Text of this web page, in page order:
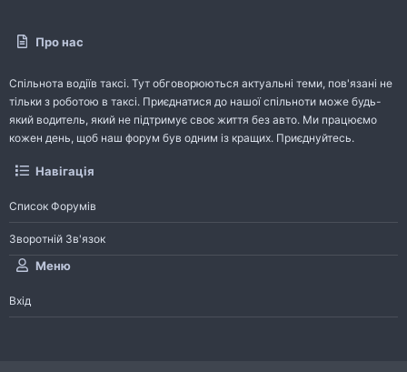
Про нас
Спільнота водіїв таксі. Тут обговорюються актуальні теми, пов'язані не
тільки з роботою в таксі. Приєднатися до нашої спільноти може будь-
який водитель, який не підтримує своє життя без авто. Ми працюємо
кожен день, щоб наш форум був одним із кращих. Приєднуйтесь.
Навігація
Список Форумів
Зворотній Зв'язок
Меню
Вхід